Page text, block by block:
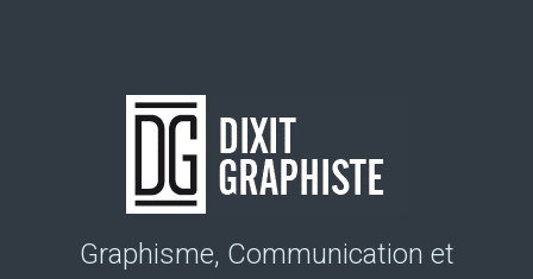
Graphisme, Communication et